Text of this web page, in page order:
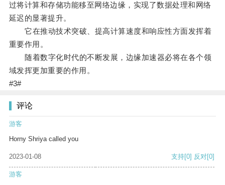
过将计算和存储功能移至网络边缘，实现了数据处理和网络
延迟的显著提升。
它在推动技术突破、提高计算速度和响应性方面发挥着
重要作用。
随着数字化时代的不断发展，边缘加速器必将在各个领
域发挥更加重要的作用。
#3#
评论
游客
Horny Shriya called you
2023-01-08 支持[0] 反对[0]
游客